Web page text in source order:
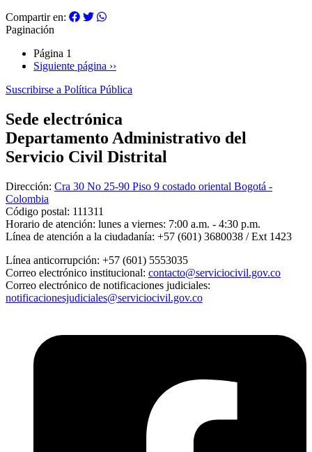
Compartir en:
Paginación
Página 1
Siguiente página ››
Suscribirse a Política Pública
Sede electrónica
Departamento Administrativo del
Servicio Civil Distrital
Dirección: Cra 30 No 25-90 Piso 9 costado oriental Bogotá -
Colombia
Código postal: 111311
Horario de atención: lunes a viernes: 7:00 a.m. - 4:30 p.m.
Línea de atención a la ciudadanía: +57 (601) 3680038 / Ext 1423
Línea anticorrupción: +57 (601) 5553035
Correo electrónico institucional: contacto@serviciocivil.gov.co
Correo electrónico de notificaciones judiciales:
notificacionesjudiciales@serviciocivil.gov.co